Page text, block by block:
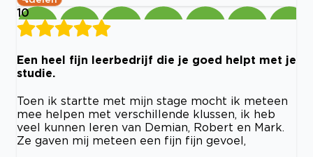
10
Een heel fijn leerbedrijf die je goed helpt met je
studie.
Toen ik startte met mijn stage mocht ik meteen
mee helpen met verschillende klussen, ik heb
veel kunnen leren van Demian, Robert en Mark.
Ze gaven mij meteen een fijn fijn gevoel,